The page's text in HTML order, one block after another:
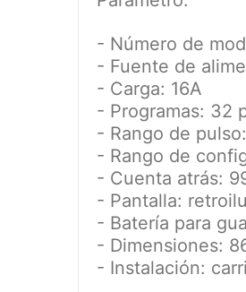
- Número de
- Fuente de
- Carga: 16A
- Programas: 32
- Rango de
- Rango de
- Cuenta atrás:
- Pantalla:
- Batería para
- Dimensiones:
- Instalación: